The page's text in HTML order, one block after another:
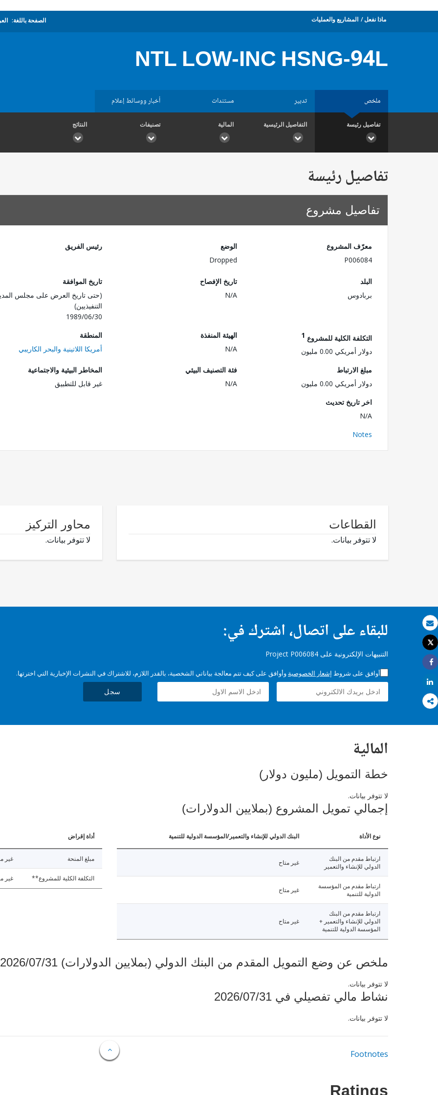
بريد الكتروني
طباعة
Tweet
Share
Share
ماذا نفعل المشاريع والعمليات الصفحة باللغة:
NTL LOW-INC HSNG-94L
ملخص تدبير مستندات أخبار ووسائط إعلام
تفاصيل رئيسة التفاصيل الرئيسية المالية تصنيفات النتائج
تفاصيل رئيسة
تفاصيل مشروع
معرّف المشروع
P006084
الوضع
Dropped
رئيس الفريق
البلد
بربادوس
تاريخ الإفصاح
N/A
تاريخ الموافقة
(حتى تاريخ العرض على مجلس
التنفيذيين)
1989/06/30
التكلفة الكلية للمشروع 1
دولار أمريكي 0.00 مليون
الهيئة المنفذة
N/A
المنطقة
أمريكا اللاتينية والبحر الكاريبي
مبلغ الارتباط
دولار أمريكي 0.00 مليون
فئة التصنيف البيئي
N/A
المخاطر البيئية والاجتماعية
غير قابل للتطبيق
اخر تاريخ تحديث
N/A
Notes
القطاعات
لا تتوفر بيانات.
محاور التركيز
لا تتوفر بيانات.
للبقاء على اتصال، اشترك في:
التنبيهات الإلكترونية على Project P006084
أوافق على شروط إشعار الخصوصية وأوافق على كيف تتم معالجة بياناتي الشخصية، بالقدر اللازم، للاشتراك في النشرات الإخبارية التي اخترتها.
سجل
المالية
خطة التمويل (مليون دولار)
لا تتوفر بيانات.
إجمالي تمويل المشروع (بملايين الدولارات)
نوع الأداة البنك الدولي للإنشاء والتعمير/المؤسسة الدولية للتنمية
ارتباط مقدم من البنك
الدولي للإنشاء والتعمير
غير متاح
ارتباط مقدم من المؤسسة
الدولية للتنمية
غير متاح
ارتباط مقدم من البنك
الدولي للإنشاء والتعمير +
المؤسسة الدولية للتنمية
غير متاح
أداة إقراض
مبلغ المنحة غير
التكلفة الكلية للمشروع** غير
ملخص عن وضع التمويل المقدم من البنك الدولي (بملايين الدولارات) 2026/07/31
لا تتوفر بيانات.
نشاط مالي تفصيلي في 2026/07/31
لا تتوفر بيانات.
Footnotes